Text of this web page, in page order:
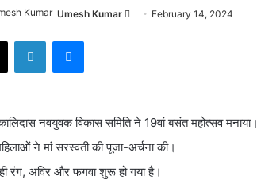
Umesh Kumar
Send February 14, 2024
X LinkedInMessenger
नवयुवक विकास समिति ने 19वां बसंत महोत्सव मनाया।
ने मां सरस्वती की पूजा-अर्चना की।
रंग, अविर और फगवा शुरू हो गया है।